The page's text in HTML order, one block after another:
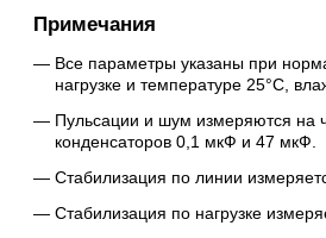
Примечания
Все параметры указаны при
нагрузке и температуре 25°C,
Пульсации и шум измеряются на
конденсаторов 0,1 мкФ и 47 мкФ.
Стабилизация по линии
Стабилизация по нагрузке